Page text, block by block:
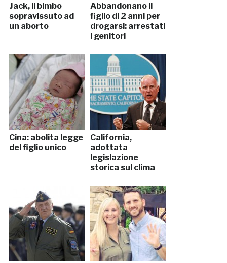
Jack, il bimbo
sopravissuto ad
un aborto
Abbandonano il
figlio di 2 anni per
drogarsi: arrestati
i genitori
Cina: abolita legge
del figlio unico
California,
adottata
legislazione
storica sul clima